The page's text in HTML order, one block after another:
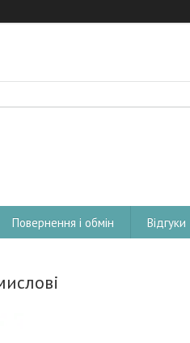
Повернення і обмін Відгуки